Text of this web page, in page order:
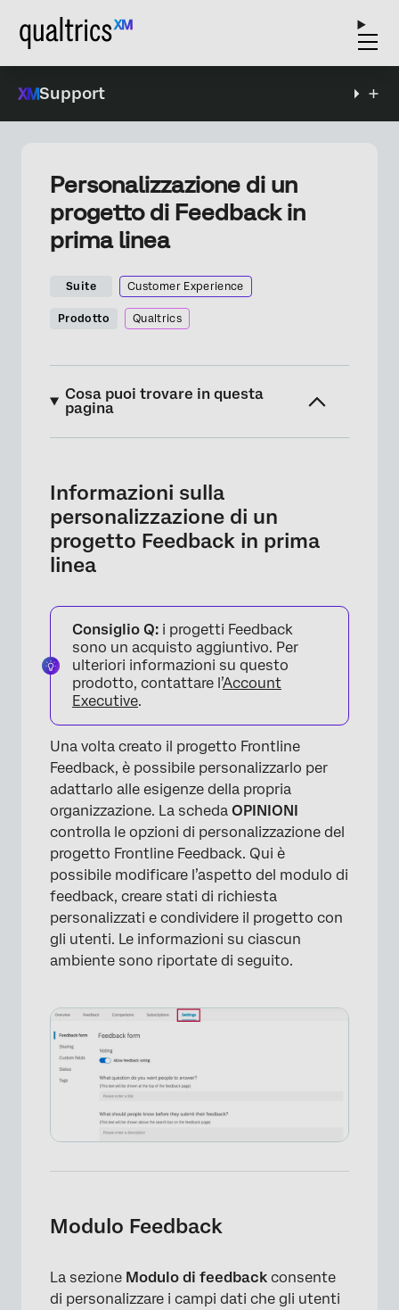
Support
Personalizzazione di un
progetto di Feedback in
prima linea
Suite Customer Experience
Prodotto Qualtrics
Cosa puoi trovare in questa
pagina
Modulo Feedback
Condivisione
Campi personalizzati
Stato
Tag
Informazioni sulla
personalizzazione di un
progetto Feedback in prima
linea
Consiglio Q: i progetti Feedback
sono un acquisto aggiuntivo. Per
ulteriori informazioni su questo
prodotto, contattare l’Account
Executive.
Una volta creato il progetto Frontline
Feedback, è possibile personalizzarlo per
adattarlo alle esigenze della propria
organizzazione. La scheda OPINIONI
controlla le opzioni di personalizzazione del
progetto Frontline Feedback. Qui è
possibile modificare l’aspetto del modulo di
feedback, creare stati di richiesta
personalizzati e condividere il progetto con
gli utenti. Le informazioni su ciascun
ambiente sono riportate di seguito.
Modulo Feedback
La sezione Modulo di feedback consente
di personalizzare i campi dati che gli utenti